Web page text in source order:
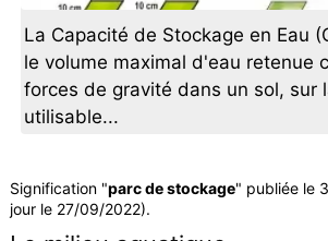
La Capacité de Stockage en Eau
le volume maximal d'eau retenue
forces de gravité dans un sol, sur
utilisable...
Signification "parc de stockage" publiée le
jour le 27/09/2022).